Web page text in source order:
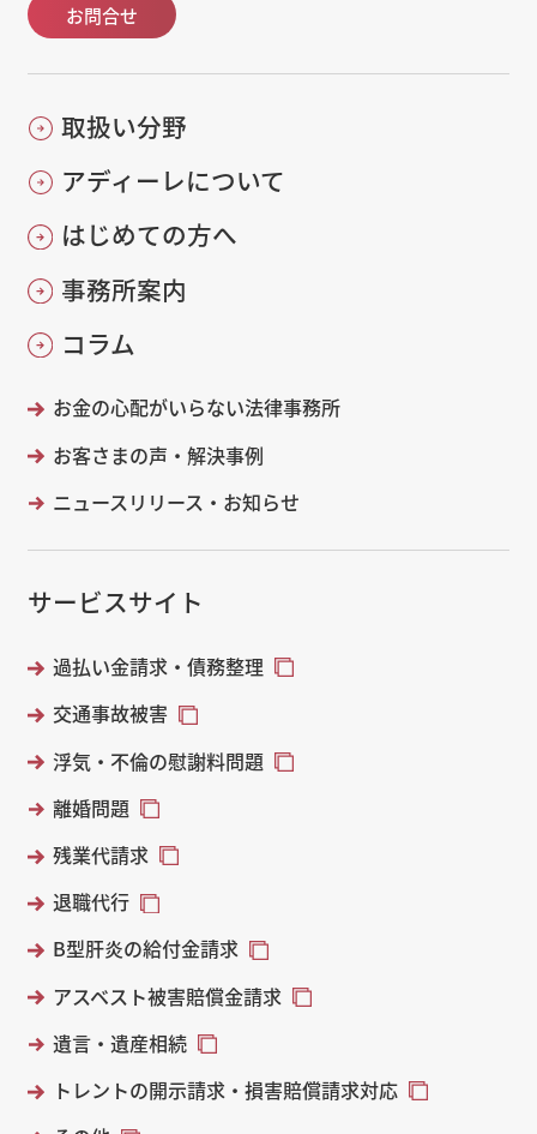
お問合せ
取扱い分野
アディーレについて
はじめての方へ
事務所案内
コラム
お金の心配がいらない法律事務所
お客さまの声・解決事例
ニュースリリース・お知らせ
サービスサイト
過払い金請求・債務整理
交通事故被害
浮気・不倫の慰謝料問題
離婚問題
残業代請求
退職代行
B型肝炎の給付金請求
アスベスト被害賠償金請求
遺言・遺産相続
トレントの開示請求・損害賠償請求対応